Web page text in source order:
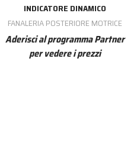
INDICATORE DINAMICO
FANALERIA POSTERIORE MOTRICE
Aderisci al programma Partner
per vedere i prezzi